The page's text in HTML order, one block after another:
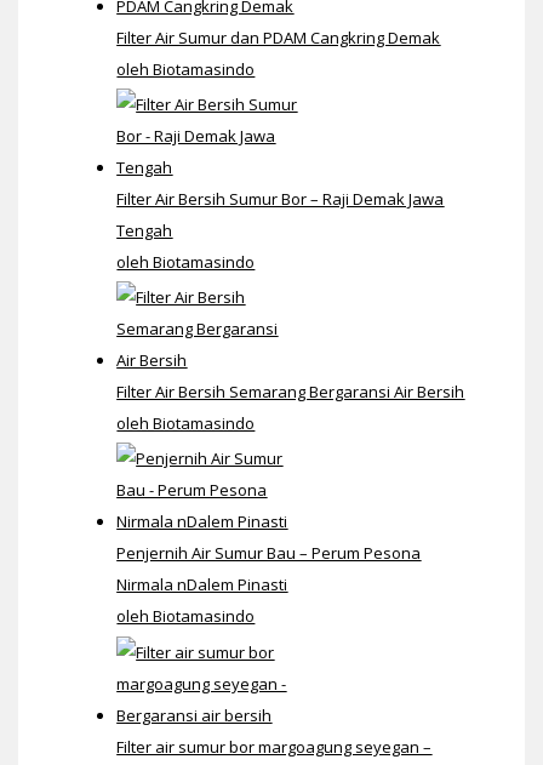
Filter Air Sumur dan PDAM Cangkring Demak
oleh Biotamasindo
Filter Air Bersih Sumur Bor – Raji Demak Jawa
Tengah
oleh Biotamasindo
Filter Air Bersih Semarang Bergaransi Air Bersih
oleh Biotamasindo
Penjernih Air Sumur Bau – Perum Pesona
Nirmala nDalem Pinasti
oleh Biotamasindo
Filter air sumur bor margoagung seyegan –